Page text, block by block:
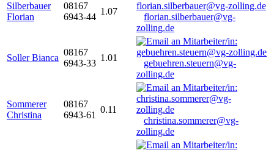
Silberbauer
Florian
08167
6943-44
1.07
florian.silberbauer@vg-
zolling.de
Soller Bianca
08167
6943-33
1.01
gebuehren.steuern@vg-
zolling.de
Sommerer
Christina
08167
6943-61
0.11
christina.sommerer@vg-
zolling.de